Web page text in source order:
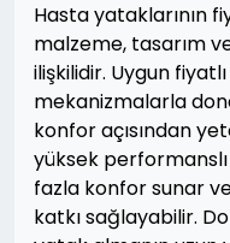
Hasta yataklarının
malzeme, tasarım
ilişkilidir. Uygun
mekanizmalarla
konfor açısından
yüksek
fazla konfor sunar
katkı sağlayabilir.